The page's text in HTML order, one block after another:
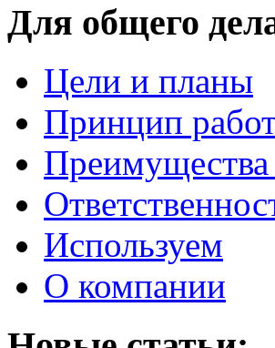
Для общего
Цели и планы
Принцип
Используем
О компании